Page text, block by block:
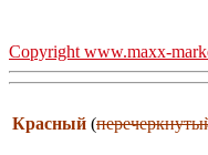
Copyright www.maxx-
Красный (